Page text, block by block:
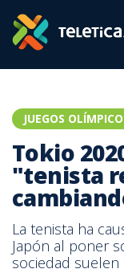
JUEGOS
Tokio
"tenista
La tenista ha
Japón al poner
sociedad